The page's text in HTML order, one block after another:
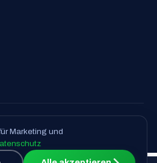
AGBMarketing und